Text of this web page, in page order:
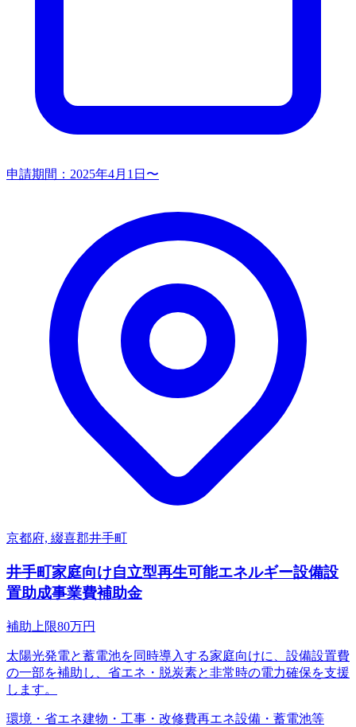
申請期間： 2025年4月1日〜
京都府, 綴喜郡井手町
井手町家庭向け自立型再生可能エネルギー設備設
置助成事業費補助金
補助上限80万円
太陽光発電と蓄電池を同時導入する家庭向けに、設備設置費
の一部を補助し、省エネ・脱炭素と非常時の電力確保を支援
します。
環境・省エネ建物・工事・改修費再エネ設備・蓄電池等